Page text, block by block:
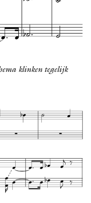
klinken tegelijk